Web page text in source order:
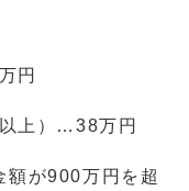
円
上）…38万円
900万円を超